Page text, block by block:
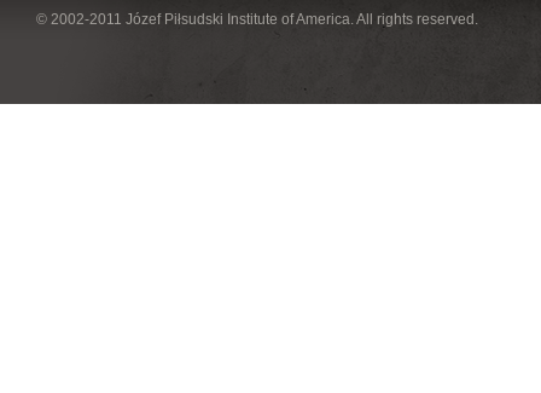
© 2002-2011 Józef Piłsudski Institute of America. All rights reserved.